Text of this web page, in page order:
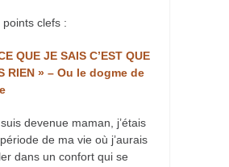
clefs :
QUE JE SAIS C’EST QUE
RIEN » – Ou le dogme de
devenue maman, j’étais
de ma vie où j’aurais
dans un confort qui se